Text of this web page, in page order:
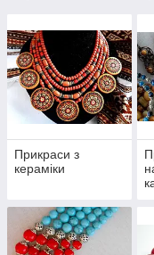
Прикраси з
кераміки